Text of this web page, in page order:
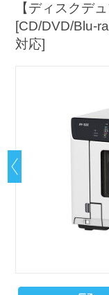
【ディスクデ
[CD/DVD/Blu-
対応]